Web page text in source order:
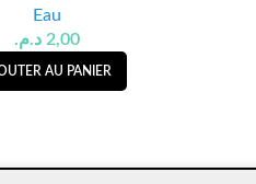
Eau
2,00 د.م.
AU PANIER